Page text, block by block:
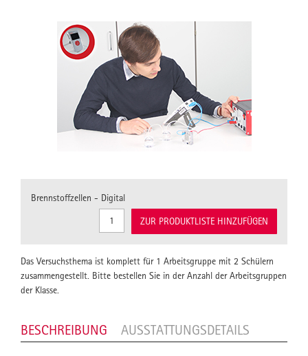
Brennstoffzellen - Digital
ZUR PRODUKTLISTE HINZUFÜGEN
Das Versuchsthema ist komplett für 1 Arbeitsgruppe mit 2 Schülern
zusammengestellt. Bitte bestellen Sie in der Anzahl der Arbeitsgruppen
der Klasse.
BESCHREIBUNG AUSSTATTUNGSDETAILS